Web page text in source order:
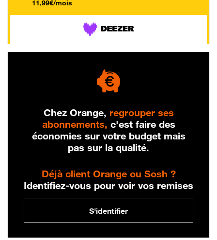
11,99€/mois
Chez Orange, regrouper ses
abonnements, c'est faire des
économies sur votre budget mais
pas sur la qualité.
Déjà client Orange ou Sosh ?
Identifiez-vous pour voir vos remises
S'identifier